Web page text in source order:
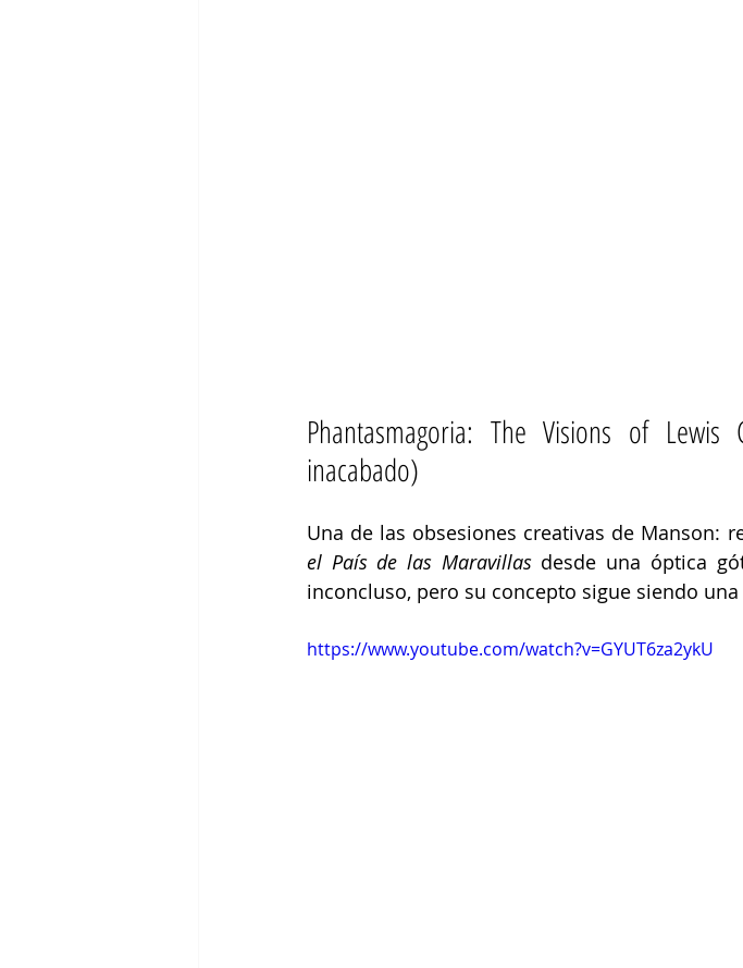
Phantasmagoria: The Visions of
inacabado)
Una de las obsesiones creativas de Manson:
el País de las Maravillas desde una óptica
inconcluso, pero su concepto sigue siendo
https://www.youtube.com/watch?v=GYUT6za2ykU